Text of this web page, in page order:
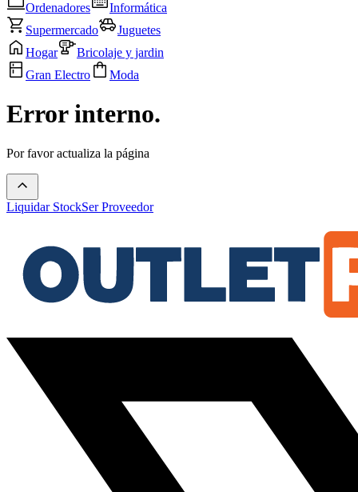
Ordenadores
Informática
Supermercado
Juguetes
Hogar
Bricolaje y jardin
Gran Electro
Moda
Error interno.
Por favor actualiza la página
Liquidar StockSer Proveedor